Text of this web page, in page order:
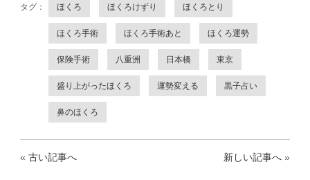
タグ： ほくろ ほくろけずり ほくろとり
ほくろ手術 ほくろ手術あと ほくろ運勢
保険手術 八重洲 日本橋 東京
盛り上がったほくろ 運勢変える 黒子占い
鼻のほくろ
« 古い記事へ 新しい記事へ »